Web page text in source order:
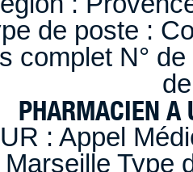
de poste :
complet N°
PHARMACIEN A
: Appel
Marseille